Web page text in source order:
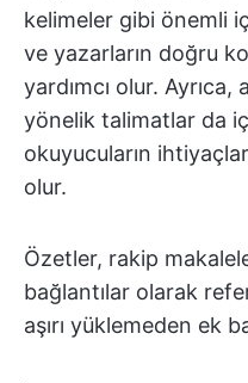
kelimeler gibi önemli
ve yazarların doğru
yardımcı olur. Ayrıca,
yönelik talimatlar da
okuyucuların
olur.
Özetler, rakip
bağlantılar olarak
aşırı yüklemeden ek